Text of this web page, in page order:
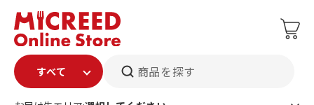
商品を探す